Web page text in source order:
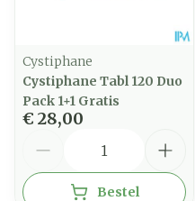
Cystiphane
Cystiphane Tabl 120 Duo
Pack 1+1 Gratis
€ 28,00
Bestel